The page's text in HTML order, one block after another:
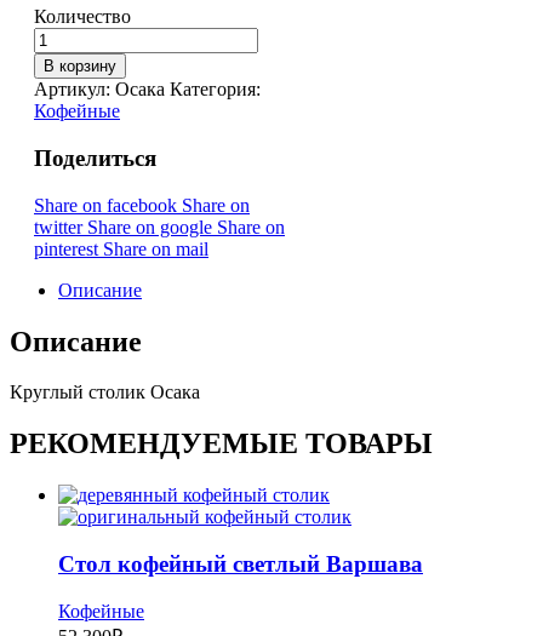
Количество
В корзину
Артикул: Осака Категория:
Кофейные
Поделиться
Share on facebook Share on
twitter Share on google Share on
pinterest Share on mail
Описание
Описание
Круглый столик Осака
РЕКОМЕНДУЕМЫЕ ТОВАРЫ
Стол кофейный светлый Варшава
Кофейные